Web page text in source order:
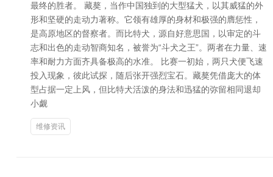
最终的胜者。 藏獒，当作中国独到的大型猛犬，以其威猛的外
形和坚硬的走动力著称。它领有雄厚的身材和极强的膺惩性，
是高原地区的督察者。而比特犬，源自好意思国，以审定的斗
志和出色的走动智商知名，被誉为“斗犬之王”。两者在力量、速
率和耐力方面齐具备极高的水准。 比赛一初始，两只犬便飞速
投入现象，彼此试探，随后张开强烈宝石。藏獒凭借庞大的体
型占据一定上风，但比特犬活泼的身法和迅猛的弥留相同退却
小觑
维修资讯